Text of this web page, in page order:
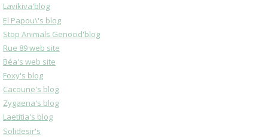
Lavikiva'blog
El Papou\'s blog
Stop Animals Genocid'blog
Rue 89 web site
Béa's web site
Foxy's blog
Cacoune's blog
Zygaena's blog
Laetitia's blog
Solidesir's